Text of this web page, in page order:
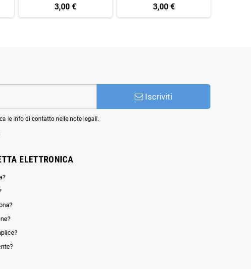
3,00 € 3,00 €
Iscriviti
le info di contatto nelle note legali.
ELETTRONICA